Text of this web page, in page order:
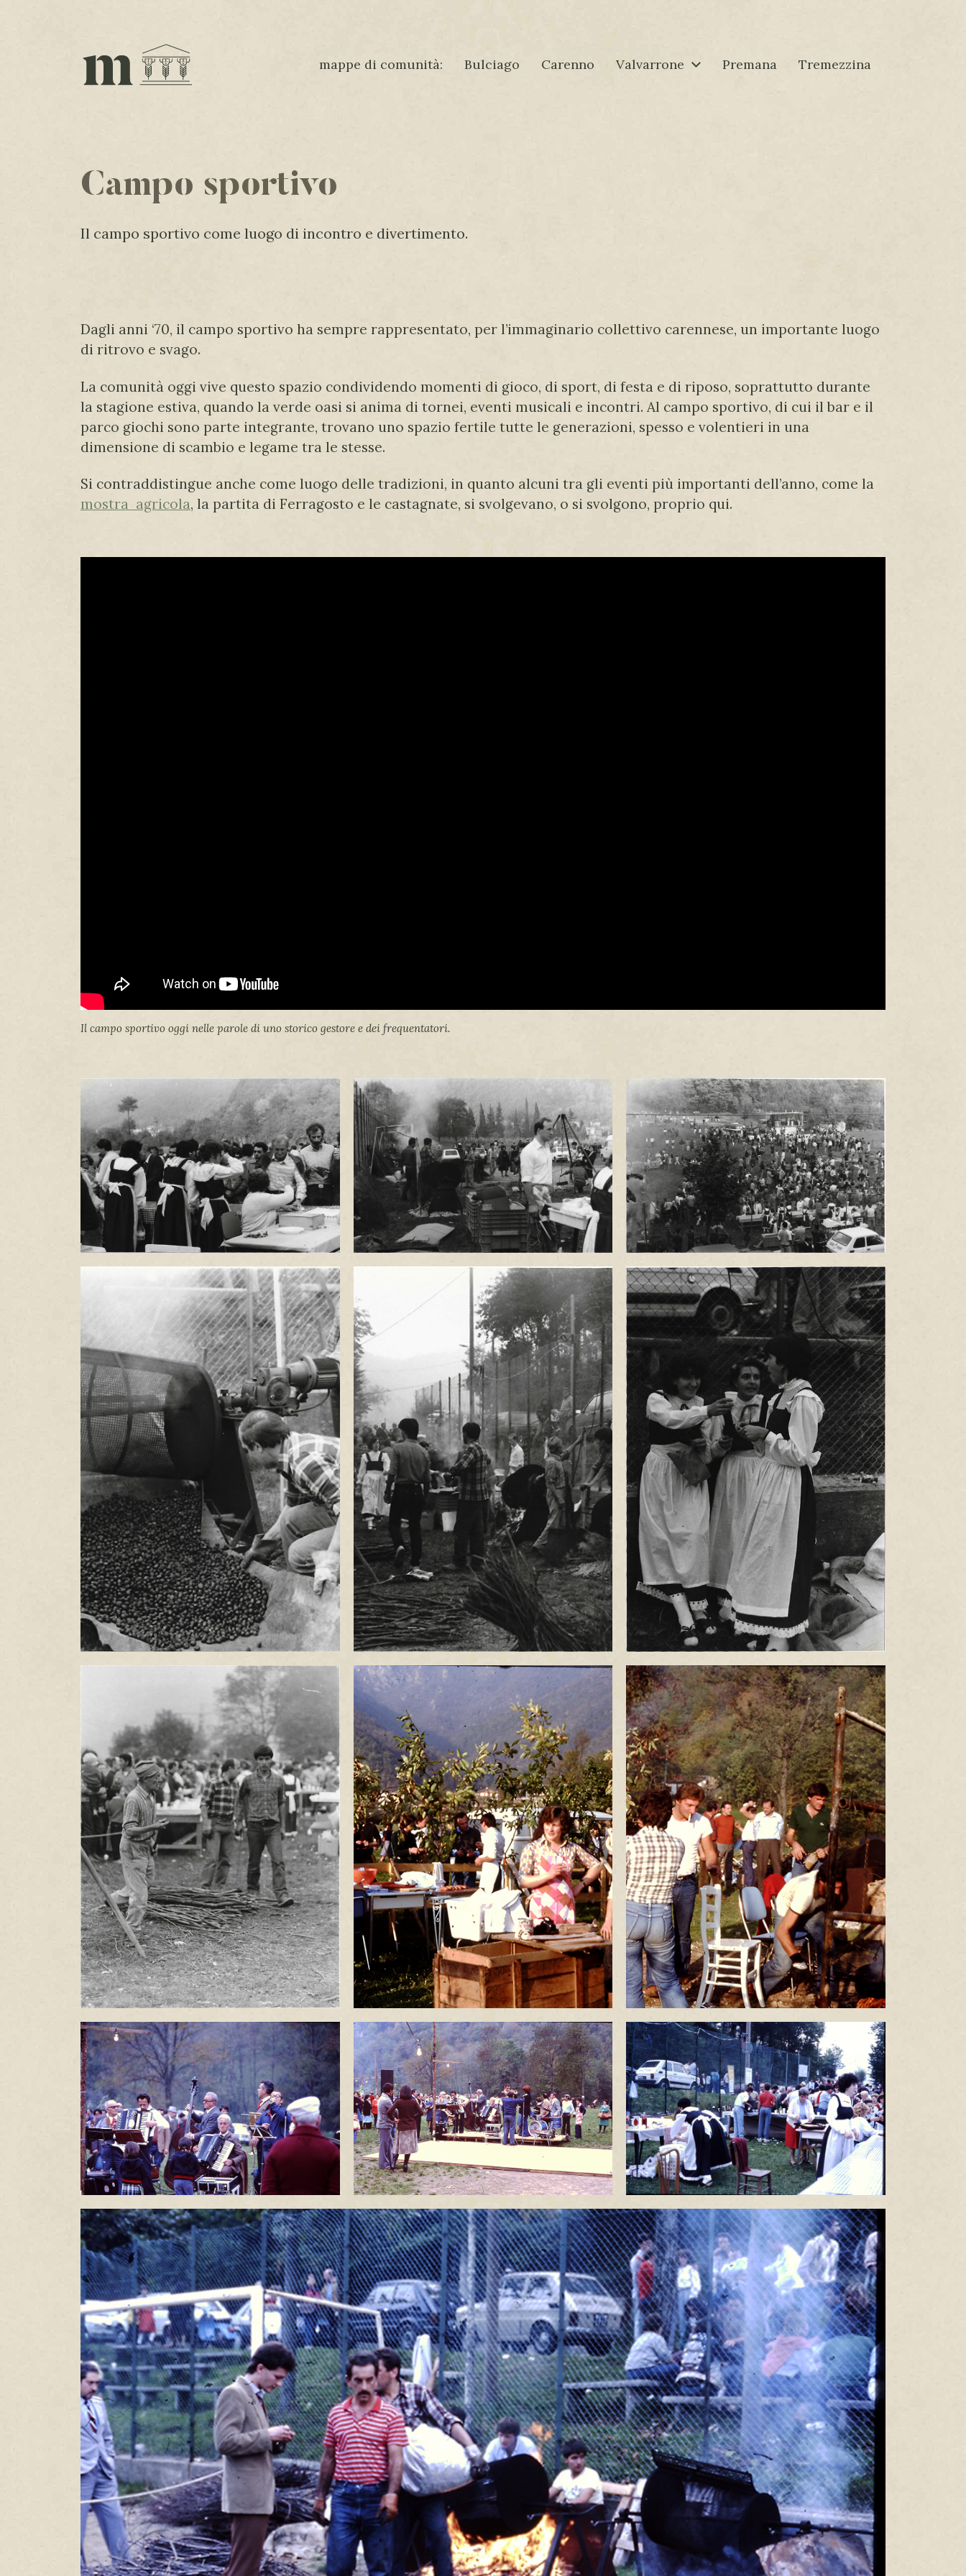
mappe di comunità: Bulciago Carenno Valvarrone Premana Tremezzina
Campo sportivo
Il campo sportivo come luogo di incontro e divertimento.
Dagli anni ‘70, il campo sportivo ha sempre rappresentato, per l’immaginario collettivo carennese, un importante luogo
di ritrovo e svago.
La comunità oggi vive questo spazio condividendo momenti di gioco, di sport, di festa e di riposo, soprattutto durante
la stagione estiva, quando la verde oasi si anima di tornei, eventi musicali e incontri. Al campo sportivo, di cui il bar e il
parco giochi sono parte integrante, trovano uno spazio fertile tutte le generazioni, spesso e volentieri in una
dimensione di scambio e legame tra le stesse.
Si contraddistingue anche come luogo delle tradizioni, in quanto alcuni tra gli eventi più importanti dell’anno, come la
mostra agricola, la partita di Ferragosto e le castagnate, si svolgevano, o si svolgono, proprio qui.
Il campo sportivo oggi nelle parole di uno storico gestore e dei frequentatori.